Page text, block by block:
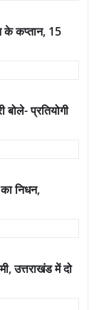
के कप्तान, 15
बोले- प्रतियोगी
निधन,
उत्तराखंड में दो